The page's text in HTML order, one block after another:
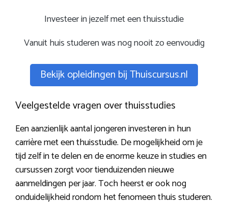
Investeer in jezelf met een thuisstudie
Vanuit huis studeren was nog nooit zo eenvoudig
Bekijk opleidingen bij Thuiscursus.nl
Veelgestelde vragen over thuisstudies
Een aanzienlijk aantal jongeren investeren in hun
carrière met een thuisstudie. De mogelijkheid om je
tijd zelf in te delen en de enorme keuze in studies en
cursussen zorgt voor tienduizenden nieuwe
aanmeldingen per jaar. Toch heerst er ook nog
onduidelijkheid rondom het fenomeen thuis studeren.